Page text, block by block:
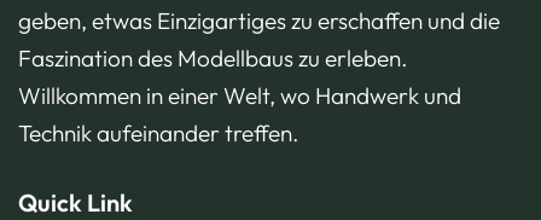
geben, etwas Einzigartiges zu erschaffen und die
Faszination des Modellbaus zu erleben.
Willkommen in einer Welt, wo Handwerk und
Technik aufeinander treffen.
Quick Link